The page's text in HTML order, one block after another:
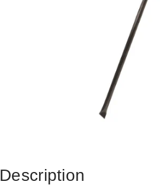
Description